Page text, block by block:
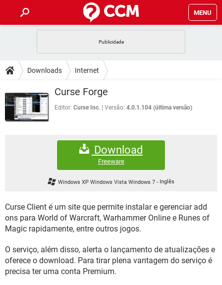
MENU
CELULAR
INSTAGRAM GMAIL
GUIA DE COMPRAS
DICAS
JOGOS
CELULAR
OUTLOOK
JOGOS WHATSAPP
CELULAR
EXCEL
GMAIL
FÓRUM
FACEBOOK
EXCEL
GMAIL
WHATSAPP
INSTAGRAM GMAIL
GUIA DE COMPRAS
Downloads Internet
Curse Forge
Editor: Curse Inc. Versão: 4.0.1.104 (última versão)
Download
Freeware
Windows XP Windows Vista Windows 7 - Inglês
Curse Client é um site que permite instalar e gerenciar add
ons para World of Warcraft, Warhammer Online e Runes of
Magic rapidamente, entre outros jogos.
O serviço, além disso, alerta o lançamento de atualizações e
oferece o download. Para tirar plena vantagem do serviço é
precisa ter uma conta Premium.